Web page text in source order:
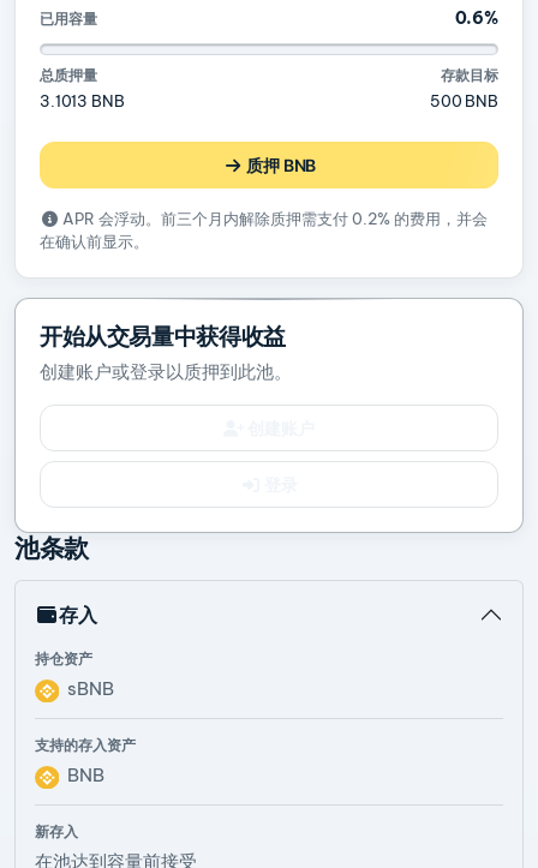
池条款
存入
持仓资产
sBNB
支持的存入资产
BNB
新存入
在池达到容量前接受
已用容量 0.6%
总质押量
3.1013 BNB
存款目标
500 BNB
质押 BNB
APR 会浮动。前三个月内解除质押需支付 0.2% 的费用，并会
在确认前显示。
开始从交易量中获得收益
创建账户或登录以质押到此池。